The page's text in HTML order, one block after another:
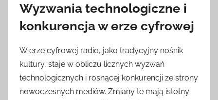
Wyzwania technologiczne i
konkurencja w erze cyfrowej
W erze cyfrowej radio, jako tradycyjny nośnik
kultury, staje w obliczu licznych wyzwań
technologicznych i rosnącej konkurencji ze strony
nowoczesnych mediów. Zmiany te mają istotny